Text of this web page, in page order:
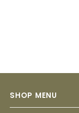
SHOP MENU